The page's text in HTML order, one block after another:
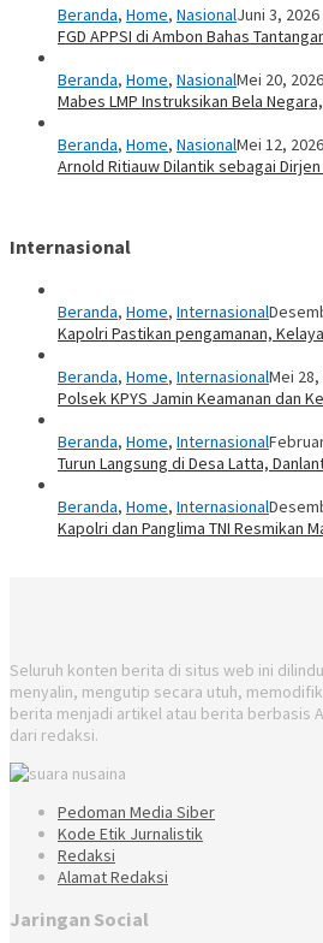
Beranda, Home, NasionalJuni 3, 2026
FGD APPSI di Ambon Bahas
Beranda, Home, NasionalMei 20, 2026
Mabes LMP Instruksikan Bela
Beranda, Home, NasionalMei 12, 2026
Arnold Ritiauw Dilantik sebagai
Internasional
Beranda, Home, Internasional
Kapolri Pastikan pengamanan,
Beranda, Home, InternasionalMei 28,
Polsek KPYS Jamin Keamanan dan
Beranda, Home, Internasional
Turun Langsung di Desa Latta,
Beranda, Home, Internasional
Kapolri dan Panglima TNI Resmikan
Seluruh konten berita di situs web ini
menyalin, mengutip secara utuh,
berita menjadi artikel atau berita berbasis
dari redaksi.
Pedoman Media Siber
Kode Etik Jurnalistik
Redaksi
Alamat Redaksi
Jaringan Social